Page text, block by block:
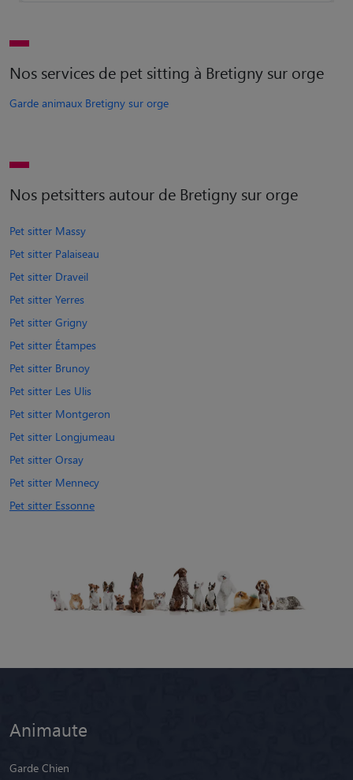
Nos services de pet sitting à Bretigny sur orge
Garde animaux Bretigny sur orge
Nos petsitters autour de Bretigny sur orge
Pet sitter Massy
Pet sitter Palaiseau
Pet sitter Draveil
Pet sitter Yerres
Pet sitter Grigny
Pet sitter Étampes
Pet sitter Brunoy
Pet sitter Les Ulis
Pet sitter Montgeron
Pet sitter Longjumeau
Pet sitter Orsay
Pet sitter Mennecy
Pet sitter Essonne
Animaute
Garde Chien